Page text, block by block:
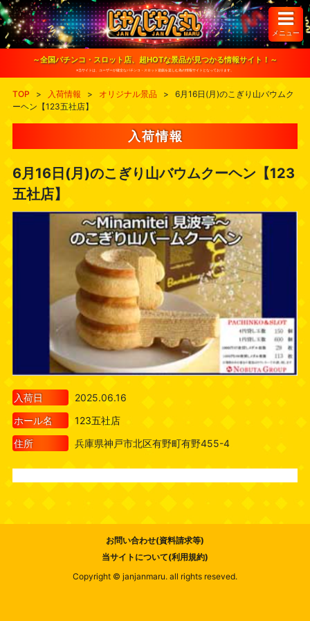
S
k
i
o
メニュー
～全国パチンコ・スロット店、超HOTな景品が見つかる情報サイト！～
※当サイトは、ユーザーが健全なパチンコ・スロット遊戯を楽しむ為の情報サイトとなっております。
TOP > 入荷情報 > オリジナル景品 >
6月16日(月)のこぎり山バウムク
ーヘン【123五社店】
入荷情報
6月16日(月)のこぎり山バウムクーヘン【123
五社店】
入荷日
2025.06.16
ホール名
123五社店
住所
兵庫県神戸市北区有野町有野455-4
お問い合わせ(資料請求等)
当サイトについて(利用規約)
Copyright © janjanmaru. all rights reseved.